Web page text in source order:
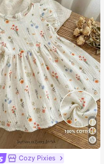
Cozy Pixies